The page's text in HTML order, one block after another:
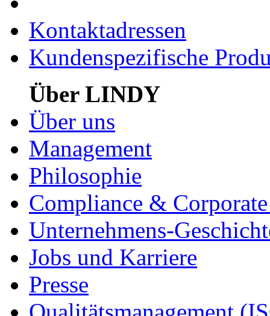
Kontaktadressen
Kundenspezifische
Über LINDY
Über uns
Management
Philosophie
Compliance &
Unternehmens-
Jobs und Karriere
Presse